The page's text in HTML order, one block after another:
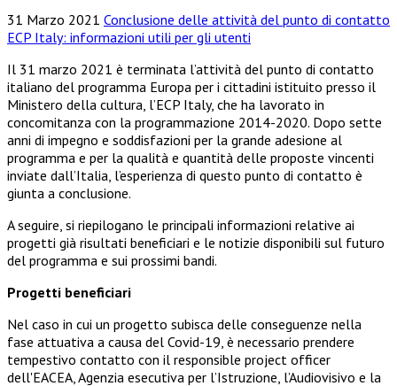
31 Marzo 2021 Conclusione delle attività del punto di contatto
ECP Italy: informazioni utili per gli utenti
Il 31 marzo 2021 è terminata l’attività del punto di contatto
italiano del programma Europa per i cittadini istituito presso il
Ministero della cultura, l’ECP Italy, che ha lavorato in
concomitanza con la programmazione 2014-2020. Dopo sette
anni di impegno e soddisfazioni per la grande adesione al
programma e per la qualità e quantità delle proposte vincenti
inviate dall’Italia, l’esperienza di questo punto di contatto è
giunta a conclusione.
A seguire, si riepilogano le principali informazioni relative ai
progetti già risultati beneficiari e le notizie disponibili sul futuro
del programma e sui prossimi bandi.
Progetti beneficiari
Nel caso in cui un progetto subisca delle conseguenze nella
fase attuativa a causa del Covid-19, è necessario prendere
tempestivo contatto con il responsible project officer
dell'EACEA, Agenzia esecutiva per l’Istruzione, l’Audiovisivo e la